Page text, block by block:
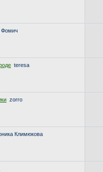
teresa
zorro
Климюкова